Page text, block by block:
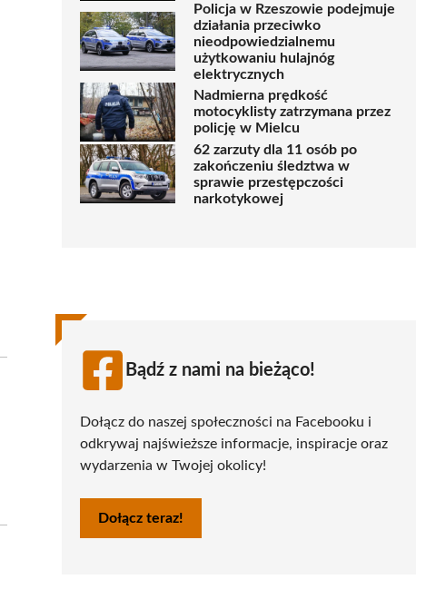
Policja w Rzeszowie podejmuje
działania przeciwko
nieodpowiedzialnemu
użytkowaniu hulajnóg
elektrycznych
Nadmierna prędkość
motocyklisty zatrzymana przez
policję w Mielcu
62 zarzuty dla 11 osób po
zakończeniu śledztwa w
sprawie przestępczości
narkotykowej
Bądź z nami na bieżąco!
Dołącz do naszej społeczności na Facebooku i
odkrywaj najświeższe informacje, inspiracje oraz
wydarzenia w Twojej okolicy!
Dołącz teraz!